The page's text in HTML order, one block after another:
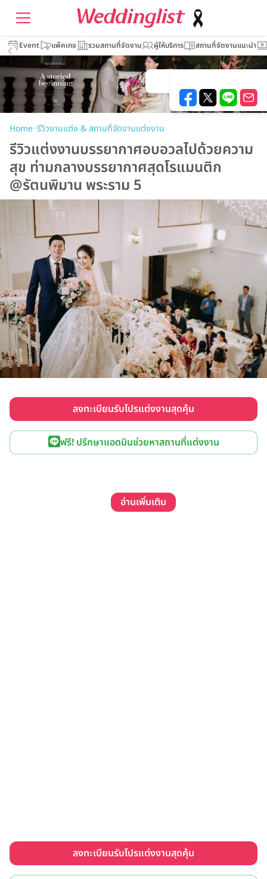
Event แพ็คเกจ รวมสถานที่จัดงาน ผู้ให้บริการ สถานที่จัดงานแนะนำ
Home–รีวิวงานแต่ง & สถานที่จัดงานแต่งงาน
รีวิวแต่งงานบรรยากาศอบอวลไปด้วยความ
สุข ท่ามกลางบรรยากาศสุดโรแมนติก
@รัตนพิมาน พระราม 5
ลงทะเบียนรับโปรแต่งงานสุดคุ้ม
ฟรี! ปรึกษาแอดมินช่วยหาสถานที่แต่งงาน
อ่านเพิ่มเติม
ลงทะเบียนรับโปรแต่งงานสุดคุ้ม